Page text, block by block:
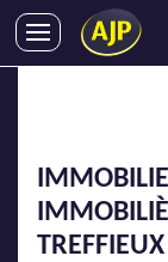
GESTION LOCATIVE
SYNDIC
TREFFIEUX